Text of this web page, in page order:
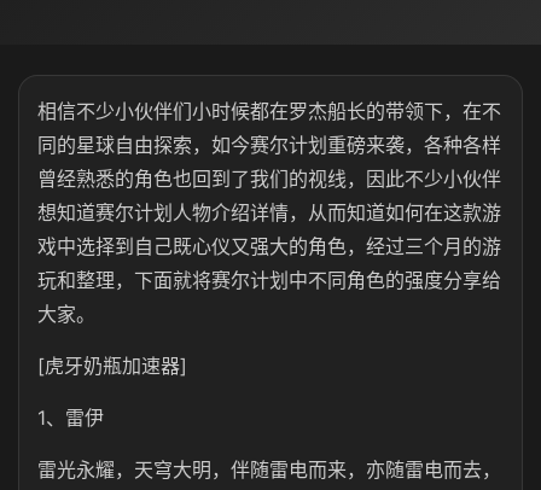
相信不少小伙伴们小时候都在罗杰船长的带领下，在不
同的星球自由探索，如今赛尔计划重磅来袭，各种各样
曾经熟悉的角色也回到了我们的视线，因此不少小伙伴
想知道赛尔计划人物介绍详情，从而知道如何在这款游
戏中选择到自己既心仪又强大的角色，经过三个月的游
玩和整理，下面就将赛尔计划中不同角色的强度分享给
大家。
[虎牙奶瓶加速器]
1、雷伊
雷光永耀，天穹大明，伴随雷电而来，亦随雷电而去，